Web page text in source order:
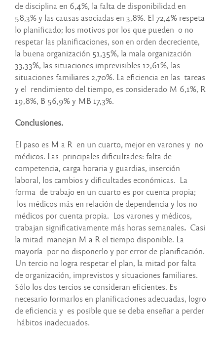
de disciplina en 6,4%, la falta de disponibilidad en
58,3% y las causas asociadas en 3,8%. El 72,4% respeta
lo planificado; los motivos por los que pueden o no
respetar las planificaciones, son en orden decreciente,
la buena organización 51,35%, la mala organización
33,33%, las situaciones imprevisibles 12,61%, las
situaciones familiares 2,70%. La eficiencia en las tareas
y el rendimiento del tiempo, es considerado M 6,1%, R
19,8%, B 56,9% y MB 17,3%.
Conclusiones.
El paso es M a R en un cuarto, mejor en varones y no
médicos. Las principales dificultades: falta de
competencia, carga horaria y guardias, inserción
laboral, los cambios y dificultades económicas. La
forma de trabajo en un cuarto es por cuenta propia;
los médicos más en relación de dependencia y los no
médicos por cuenta propia. Los varones y médicos,
trabajan significativamente más horas semanales. Casi
la mitad manejan M a R el tiempo disponible. La
mayoría por no disponerlo y por error de planificación.
Un tercio no logra respetar el plan, la mitad por falta
de organización, imprevistos y situaciones familiares.
Sólo los dos tercios se consideran eficientes. Es
necesario formarlos en planificaciones adecuadas, logro
de eficiencia y es posible que se deba enseñar a perder
hábitos inadecuados.